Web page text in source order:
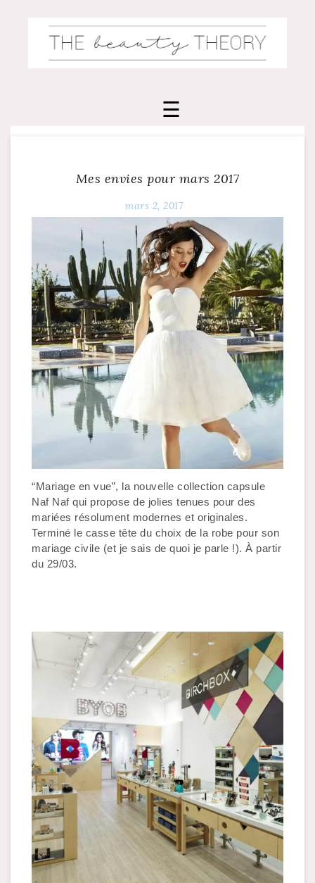
Mes envies pour mars 2017
mars 2, 2017
“Mariage en vue”, la nouvelle collection capsule
Naf Naf qui propose de jolies tenues pour des
mariées résolument modernes et originales.
Terminé le casse tête du choix de la robe pour son
mariage civile (et je sais de quoi je parle !). À partir
du 29/03.